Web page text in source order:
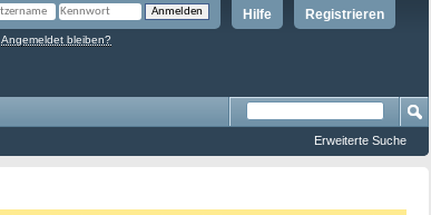
Registrieren
Hilfe
Angemeldet bleiben?
Erweiterte Suche